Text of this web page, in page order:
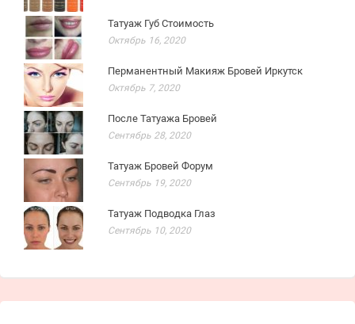
Татуаж Губ Стоимость
Октябрь 16, 2020
Перманентный Макияж Бровей Иркутск
Октябрь 7, 2020
После Татуажа Бровей
Сентябрь 28, 2020
Татуаж Бровей Форум
Сентябрь 19, 2020
Татуаж Подводка Глаз
Сентябрь 10, 2020